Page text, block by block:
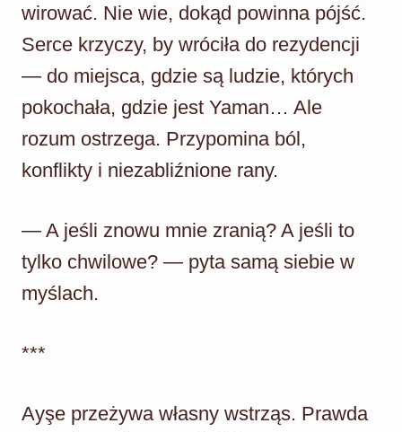
wirować. Nie wie, dokąd powinna pójść.
Serce krzyczy, by wróciła do rezydencji
— do miejsca, gdzie są ludzie, których
pokochała, gdzie jest Yaman… Ale
rozum ostrzega. Przypomina ból,
konflikty i niezabliźnione rany.
— A jeśli znowu mnie zranią? A jeśli to
tylko chwilowe? — pyta samą siebie w
myślach.
***
Ayşe przeżywa własny wstrząs. Prawda